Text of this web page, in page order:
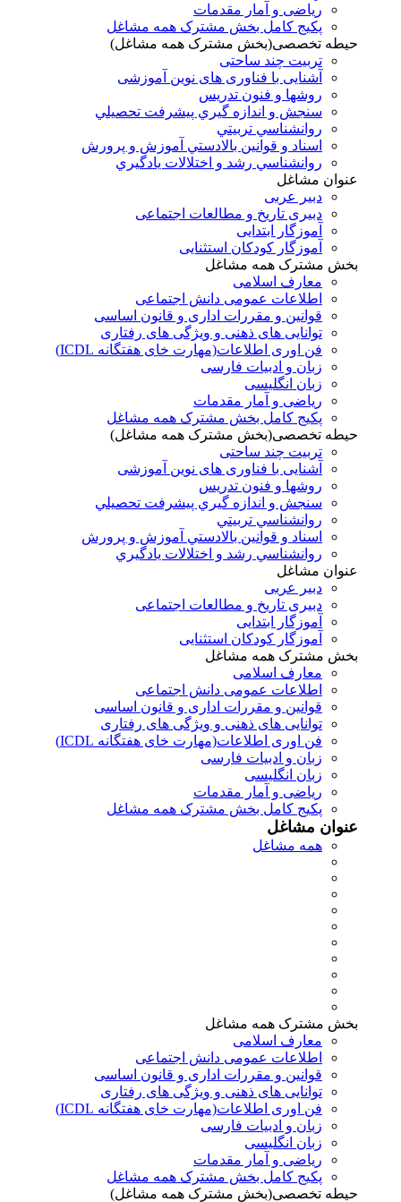
ریاضی و آمار مقدمات
پکیج کامل بخش مشترک همه مشاغل
حیطه تخصصی(بخش مشترک همه مشاغل)
تربیت چند ساحتی
آشنایی با فناوری های نوین آموزشی
روشها و فنون تدريس
سنجش و اندازه گيري پيشرفت تحصيلي
روانشناسي تربيتي
اسناد و قوانين بالادستي آموزش و پرورش
روانشناسي رشد و اختلالات يادگيري
عنوان مشاغل
دبير عربی
دبیری تاریخ و مطالعات اجتماعی
آموزگار ابتدایی
آموزگار کودکان استثنایی
بخش مشترک همه مشاغل
معارف اسلامی
اطلاعات عمومی دانش اجتماعی
قوانین و مقررات اداری و قانون اساسی
توانایی های ذهنی و ویژگی های رفتاری
فن اوری اطلاعات(مهارت خای هفتگانه ICDL)
زبان و ادبیات فارسی
زبان انگلیسی
ریاضی و آمار مقدمات
پکیج کامل بخش مشترک همه مشاغل
حیطه تخصصی(بخش مشترک همه مشاغل)
تربیت چند ساحتی
آشنایی با فناوری های نوین آموزشی
روشها و فنون تدريس
سنجش و اندازه گيري پيشرفت تحصيلي
روانشناسي تربيتي
اسناد و قوانين بالادستي آموزش و پرورش
روانشناسي رشد و اختلالات يادگيري
عنوان مشاغل
دبير عربی
دبیری تاریخ و مطالعات اجتماعی
آموزگار ابتدایی
آموزگار کودکان استثنایی
بخش مشترک همه مشاغل
معارف اسلامی
اطلاعات عمومی دانش اجتماعی
قوانین و مقررات اداری و قانون اساسی
توانایی های ذهنی و ویژگی های رفتاری
فن اوری اطلاعات(مهارت خای هفتگانه ICDL)
زبان و ادبیات فارسی
زبان انگلیسی
ریاضی و آمار مقدمات
پکیج کامل بخش مشترک همه مشاغل
عنوان مشاغل
همه مشاغل
بخش مشترک همه مشاغل
معارف اسلامی
اطلاعات عمومی دانش اجتماعی
قوانین و مقررات اداری و قانون اساسی
توانایی های ذهنی و ویژگی های رفتاری
فن اوری اطلاعات(مهارت خای هفتگانه ICDL)
زبان و ادبیات فارسی
زبان انگلیسی
ریاضی و آمار مقدمات
پکیج کامل بخش مشترک همه مشاغل
حیطه تخصصی(بخش مشترک همه مشاغل)